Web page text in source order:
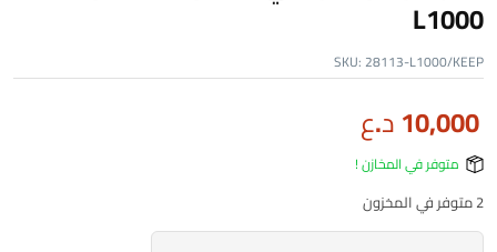
L1000
SKU: 28113-L1000/KEEP
10,000د.ع
متوفر في المخازن !
2 متوفر في المخزون